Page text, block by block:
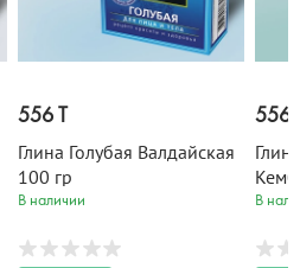
556 T
Глина Голубая Валдайская
100 гр
В наличии
556
В